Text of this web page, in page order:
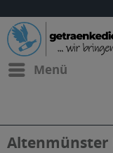
Menü
Altenmünster